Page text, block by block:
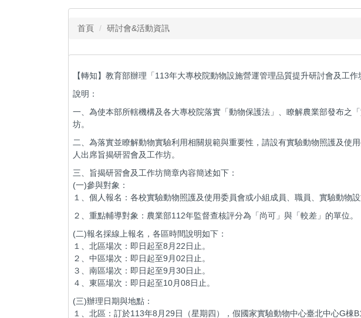
首頁 研討會&活動資訊
【轉知】教育部辦理「113年大專校院動物設施營運管理品質提升研討會及工作
說明：
一、為使本部所轄機構及各大專校院落實「動物保護法」、瞭解農業部發布之
坊。
二、為落實並瞭解動物實驗利用相關規範與重要性，請設有實驗動物照護及
人出席旨揭研習會及工作坊。
三、旨揭研習會及工作坊簡章內容簡述如下：
(一)參與對象：
１、個人報名：各校實驗動物照護及使用委員會或小組成員、職員、實驗動物設
２、重點輔導對象：農業部112年監督查核評分為「尚可」與「較差」的單位。
(二)報名採線上報名，各區時間說明如下：
１、北區場次：即日起至8月22日止。
２、中區場次：即日起至9月02日止。
３、南區場次：即日起至9月30日止。
４、東區場次：即日起至10月08日止。
(三)辦理日期與地點：
１、北區：訂於113年8月29日（星期四），假國家實驗動物中心臺北中心G棟